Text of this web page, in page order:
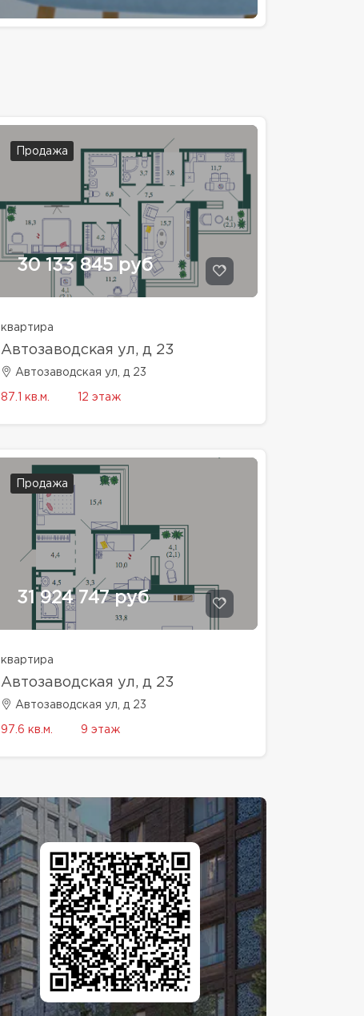
Продажа
30 133 845 руб
квартира
Автозаводская ул, д 23
Автозаводская ул, д 23
87.1 кв.м. 12 этаж
Продажа
31 924 747 руб
квартира
Автозаводская ул, д 23
Автозаводская ул, д 23
97.6 кв.м. 9 этаж